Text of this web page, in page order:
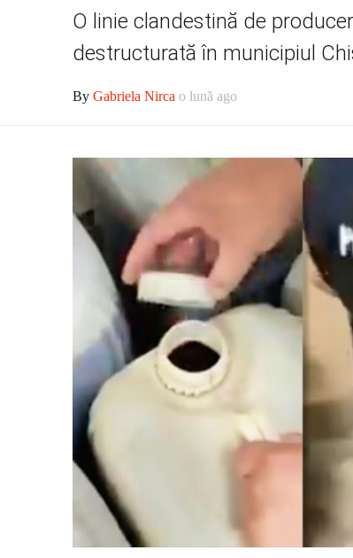
O linie clandestină de
destructurată în municipiul
By Gabriela Nirca o lună ago